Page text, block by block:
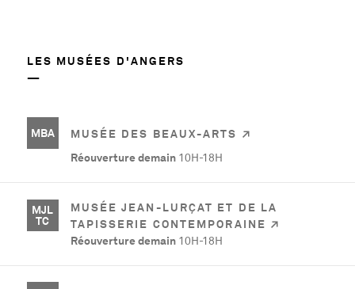
LES MUSÉES D'ANGERS
MBA
MUSÉE DES BEAUX-ARTS
Réouverture demain 10H-18H
MJL
TC
MUSÉE JEAN-LURÇAT ET DE LA
TAPISSERIE CONTEMPORAINE
Réouverture demain 10H-18H